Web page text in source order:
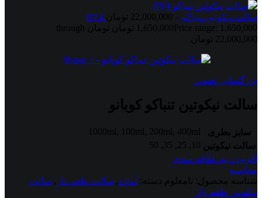
سالت نیکوتین تنباکو RY4 22,000,000 تومان
1,650,000
تومان
Price range: 1,650,000 تومان through
22,000,000 تومان
بزرگنمایی تصویر
سالت نیکوتین تنباکو کوبانو
سایز بطری 1000ml 100ml 200ml
400ml
سالت نیکوتین 10
25
35
50
افزودن به علاقه مندی
مقایسه
شناسه محصول: نامعلوم دسته: آماده سالت طعم دار
سالت
نیکوتین طعم دار